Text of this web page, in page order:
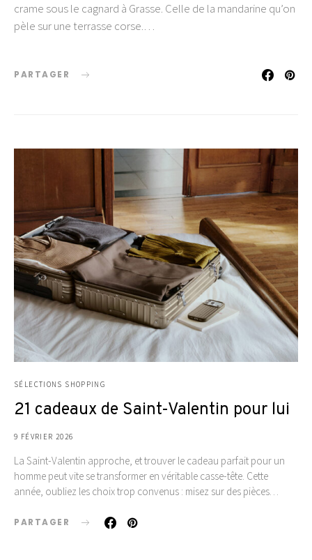
crame sous le cagnard à Grasse. Celle de la mandarine qu’on
pèle sur une terrasse corse.…
PARTAGER
SÉLECTIONS SHOPPING
21 cadeaux de Saint-Valentin pour lui
9 FÉVRIER 2026
La Saint-Valentin approche, et trouver le cadeau parfait pour un
homme peut vite se transformer en véritable casse-tête. Cette
année, oubliez les choix trop convenus : misez sur des pièces…
PARTAGER